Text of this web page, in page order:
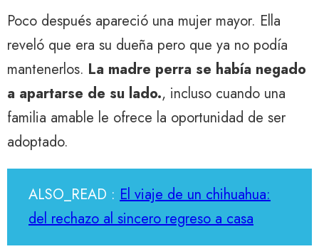
Poco después apareció una mujer mayor. Ella
reveló que era su dueña pero que ya no podía
mantenerlos. La madre perra se había negado
a apartarse de su lado., incluso cuando una
familia amable le ofrece la oportunidad de ser
adoptado.
ALSO_READ : El viaje de un chihuahua:
del rechazo al sincero regreso a casa